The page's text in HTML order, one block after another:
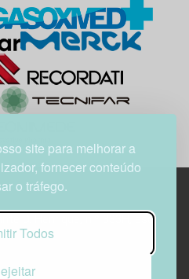
site para melhorar a
fornecer conteúdo
o tráfego.
Todos
D. Henrique, n.º 333H, esc.